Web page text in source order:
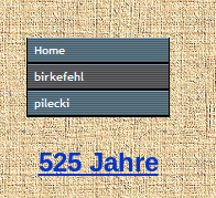
525 Jahre